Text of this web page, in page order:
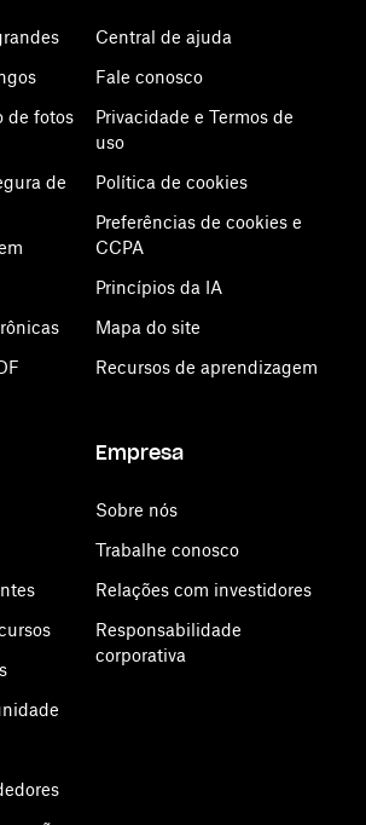
de fotos
de
Central de ajuda
Fale conosco
Privacidade e Termos de
uso
Política de cookies
Preferências de cookies e
CCPA
Princípios da IA
Mapa do site
Recursos de aprendizagem
Empresa
Sobre nós
Trabalhe conosco
Relações com investidores
Responsabilidade
corporativa